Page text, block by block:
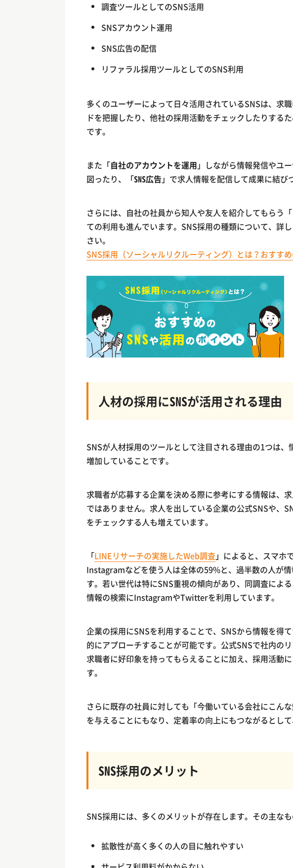
調査ツールとしてのSNS活用
SNSアカウント運用
SNS広告の配信
リファラル採用ツールとしてのSNS利用
多くのユーザーによって日々活用されているSNSは、求
ドを把握したり、他社の採用活動をチェックしたりする
です。
また「自社のアカウントを運用 」しながら情報発信やユ
図ったり、「SNS広告 」で求人情報を配信して成果に結び
さらには、自社の社員から知人や友人を紹介してもらう「
ての利用も進んでいます。SNS採用の種類について、詳
さい。
SNS採用（ソーシャルリクルーティング）とは？おすす
人材の採用にSNSが活用される理由
SNSが人材採用のツールとして注目される理由の1つは
増加していることです。
求職者が応募する企業を決める際に参考にする情報は、
ではありません。求人を出している企業の公式SNSや、
をチェックする人も増えています。
「LINEリサーチの実施したWeb調査 」によると、スマホ
Instagramなどを使う人は全体の59%と、過半数の人が
す。若い世代は特にSNS重視の傾向があり、同調査によ
情報の検索にInstagramやTwitterを利用しています。
企業の採用にSNSを利用することで、SNSから情報を得
的にアプローチすることが可能です。公式SNSで社内の
求職者に好印象を持ってもらえることに加え、採用活動
す。
さらに既存の社員に対しても「今働いている会社にこん
を与えることにもなり、定着率の向上にもつながるとし
SNS採用のメリット
SNS採用には、多くのメリットが存在します。その主なも
拡散性が高く多くの人の目に触れやすい